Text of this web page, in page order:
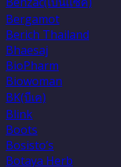
Bergamot
Berich Thailand
Bhaesaj
BioPharm
Biowoman
BK(บีเค)
Blink
Boots
Bosisto’s
Botaya Herb